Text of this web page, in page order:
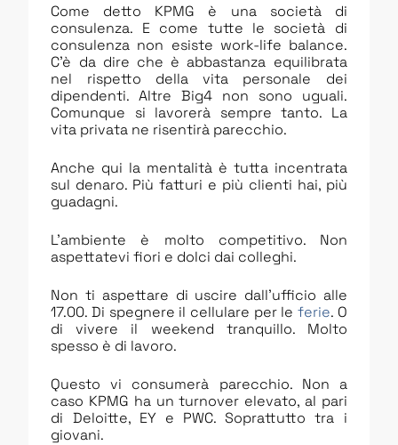
Come detto KPMG è una società di
consulenza. E come tutte le società di
consulenza non esiste work-life balance.
C’è da dire che è abbastanza equilibrata
nel rispetto della vita personale dei
dipendenti. Altre Big4 non sono uguali.
Comunque si lavorerà sempre tanto. La
vita privata ne risentirà parecchio.
Anche qui la mentalità è tutta incentrata
sul denaro. Più fatturi e più clienti hai, più
guadagni.
L’ambiente è molto competitivo. Non
aspettatevi fiori e dolci dai colleghi.
Non ti aspettare di uscire dall’ufficio alle
17.00. Di spegnere il cellulare per le ferie. O
di vivere il weekend tranquillo. Molto
spesso è di lavoro.
Questo vi consumerà parecchio. Non a
caso KPMG ha un turnover elevato, al pari
di Deloitte, EY e PWC. Soprattutto tra i
giovani.